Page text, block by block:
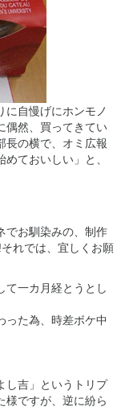
に自慢げにホンモノ
偶然、買ってきてい
長の横で、オミ広報
ておいしい」と、
でお馴染みの、制作
れでは、宜しくお願
て一カ月経とうとし
った為、時差ボケ中
し吉」というトリプ
様ですが、逆に紛ら